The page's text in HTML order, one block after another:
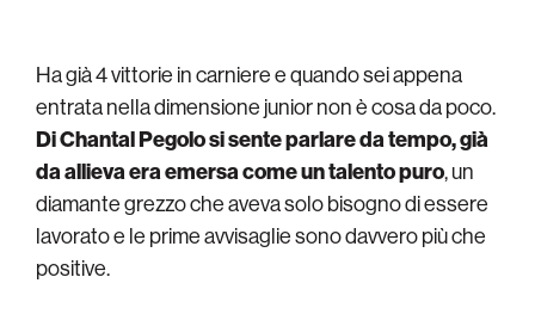
Ha già 4 vittorie in carniere e quando sei appena
entrata nella dimensione junior non è cosa da poco.
Di Chantal Pegolo si sente parlare da tempo, già
da allieva era emersa come un talento puro, un
diamante grezzo che aveva solo bisogno di essere
lavorato e le prime avvisaglie sono davvero più che
positive.